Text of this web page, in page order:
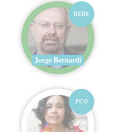
REDE
Jorge Bernardi
PCO